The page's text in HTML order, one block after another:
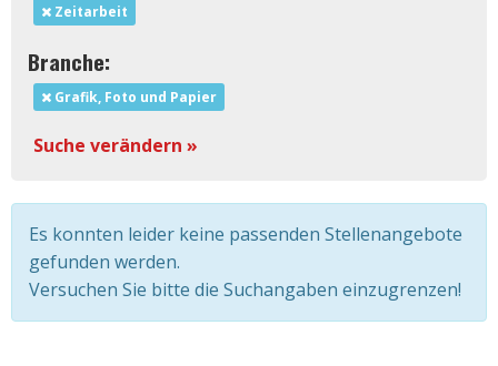
Zeitarbeit
Branche:
Grafik, Foto und Papier
Suche verändern »
Es konnten leider keine passenden Stellenangebote
gefunden werden.
Versuchen Sie bitte die Suchangaben einzugrenzen!